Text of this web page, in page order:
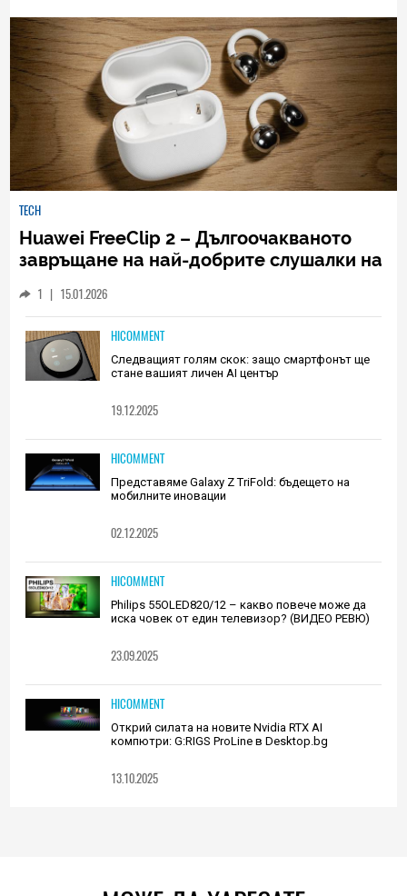
TECH
Huawei FreeClip 2 – Дългоочакваното
завръщане на най-добрите слушалки на
1 | 15.01.2026
HICOMMENT
Следващият голям скок: защо смартфонът ще
стане вашият личен AI център
19.12.2025
HICOMMENT
Представяме Galaxy Z TriFold: бъдещето на
мобилните иновации
02.12.2025
HICOMMENT
Philips 55OLED820/12 – какво повече може да
иска човек от един телевизор? (ВИДЕО РЕВЮ)
23.09.2025
HICOMMENT
Открий силата на новите Nvidia RTX AI
компютри: G:RIGS ProLine в Desktop.bg
13.10.2025